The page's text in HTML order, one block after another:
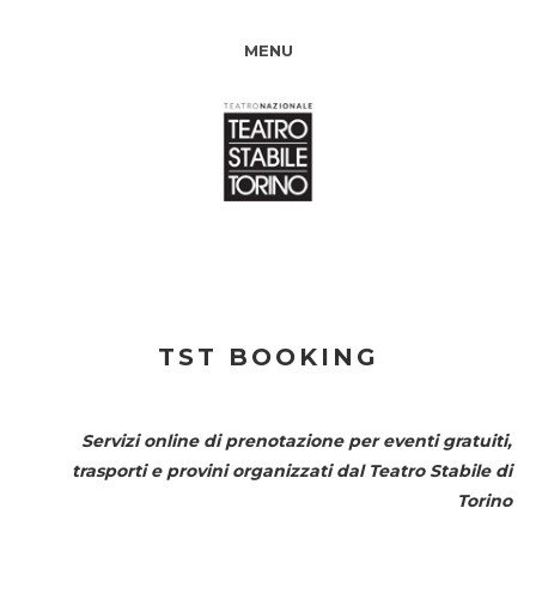
MENU
TST BOOKING
Servizi online di prenotazione per eventi gratuiti,
trasporti e provini organizzati dal Teatro Stabile di
Torino